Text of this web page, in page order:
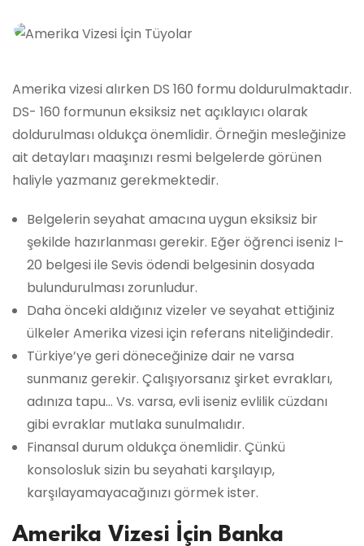
Amerika vizesi alırken DS 160 formu doldurulmaktadır.
DS- 160 formunun eksiksiz net açıklayıcı olarak
doldurulması oldukça önemlidir. Örneğin mesleğinize
ait detayları maaşınızı resmi belgelerde görünen
haliyle yazmanız gerekmektedir.
Belgelerin seyahat amacına uygun eksiksiz bir
şekilde hazırlanması gerekir. Eğer öğrenci iseniz I-
20 belgesi ile Sevis ödendi belgesinin dosyada
bulundurulması zorunludur.
Daha önceki aldığınız vizeler ve seyahat ettiğiniz
ülkeler Amerika vizesi için referans niteliğindedir.
Türkiye’ye geri döneceğinize dair ne varsa
sunmanız gerekir. Çalışıyorsanız şirket evrakları,
adınıza tapu… Vs. varsa, evli iseniz evlilik cüzdanı
gibi evraklar mutlaka sunulmalıdır.
Finansal durum oldukça önemlidir. Çünkü
konsolosluk sizin bu seyahati karşılayıp,
karşılayamayacağınızı görmek ister.
Amerika Vizesi İçin Banka